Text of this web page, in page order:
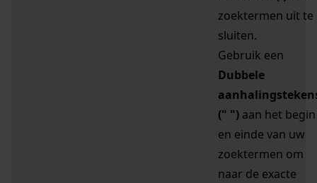
zoektermen uit te
sluiten.
Gebruik een
Dubbele
(" ") aan het begin
en einde van uw
zoektermen om
naar de exacte